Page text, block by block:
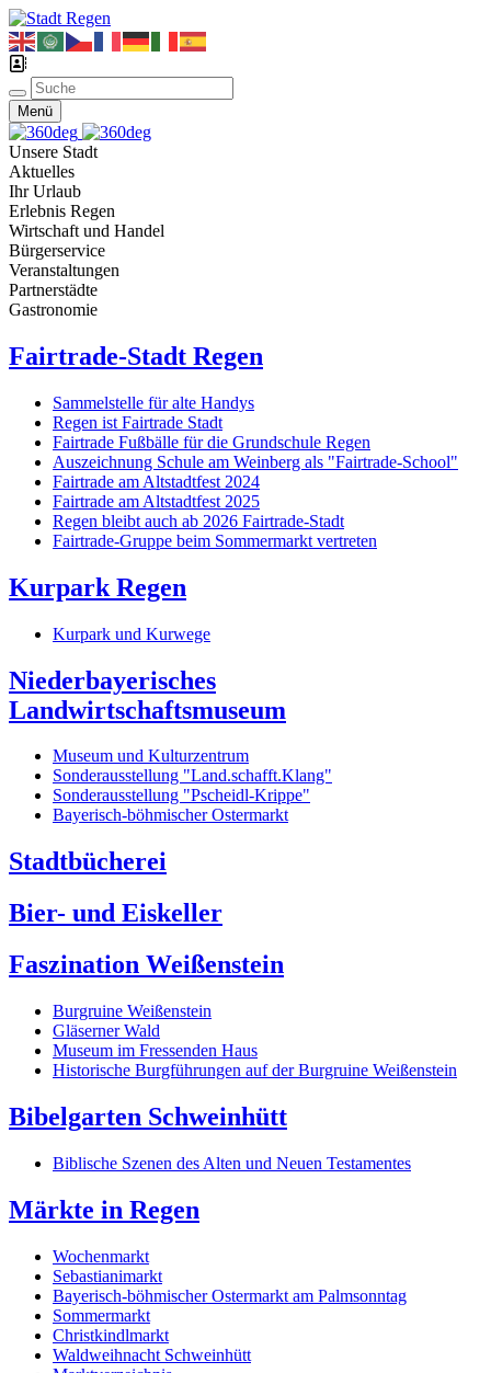
Menü
Unsere Stadt
Aktuelles
Ihr Urlaub
Erlebnis Regen
Wirtschaft und Handel
Bürgerservice
Veranstaltungen
Partnerstädte
Gastronomie
Fairtrade-Stadt Regen
Sammelstelle für alte Handys
Regen ist Fairtrade Stadt
Fairtrade Fußbälle für die Grundschule Regen
Auszeichnung Schule am Weinberg als "Fairtrade-School"
Fairtrade am Altstadtfest 2024
Fairtrade am Altstadtfest 2025
Regen bleibt auch ab 2026 Fairtrade-Stadt
Fairtrade-Gruppe beim Sommermarkt vertreten
Kurpark Regen
Kurpark und Kurwege
Niederbayerisches
Landwirtschaftsmuseum
Museum und Kulturzentrum
Sonderausstellung "Land.schafft.Klang"
Sonderausstellung "Pscheidl-Krippe"
Bayerisch-böhmischer Ostermarkt
Stadtbücherei
Bier- und Eiskeller
Faszination Weißenstein
Burgruine Weißenstein
Gläserner Wald
Museum im Fressenden Haus
Historische Burgführungen auf der Burgruine Weißenstein
Bibelgarten Schweinhütt
Biblische Szenen des Alten und Neuen Testamentes
Märkte in Regen
Wochenmarkt
Sebastianimarkt
Bayerisch-böhmischer Ostermarkt am Palmsonntag
Sommermarkt
Christkindlmarkt
Waldweihnacht Schweinhütt